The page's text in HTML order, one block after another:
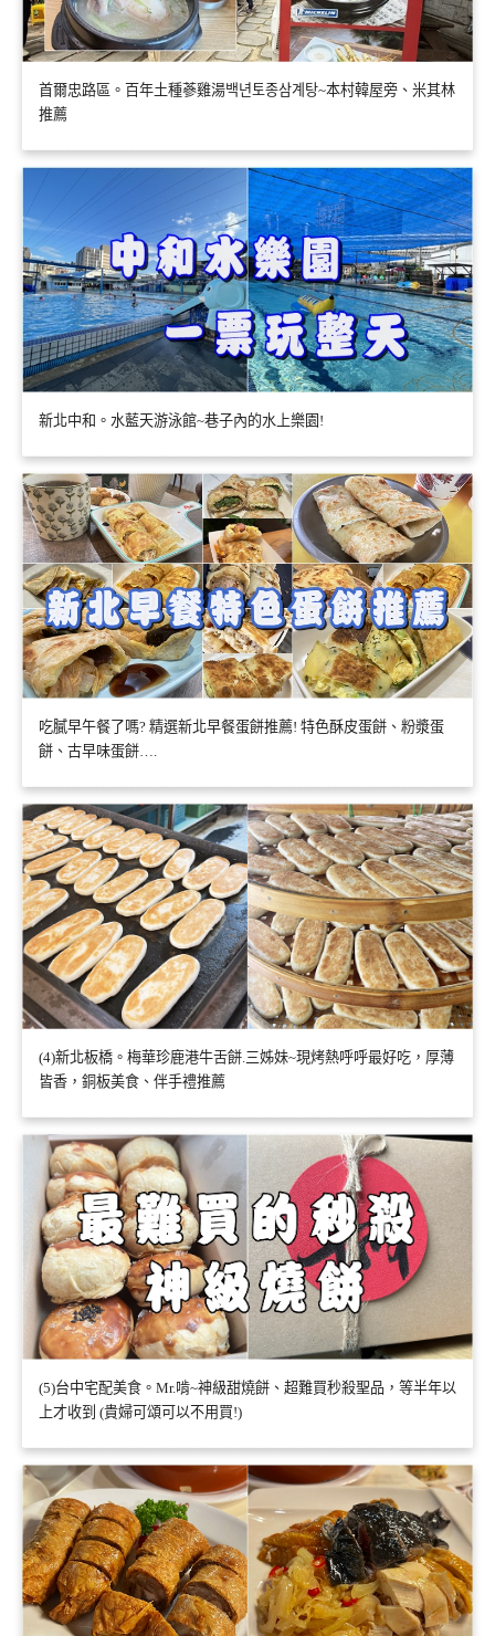
首爾忠路區。百年土種蔘雞湯백년토종삼계탕~本村韓屋旁、米其林
推薦
新北中和。水藍天游泳館~巷子內的水上樂園!
吃膩早午餐了嗎? 精選新北早餐蛋餅推薦! 特色酥皮蛋餅、粉漿蛋
餅、古早味蛋餅….
(4)新北板橋。梅華珍鹿港牛舌餅.三姊妹~現烤熱呼呼最好吃，厚薄
皆香，銅板美食、伴手禮推薦
(5)台中宅配美食。Mr.啃~神級甜燒餅、超難買秒殺聖品，等半年以
上才收到 (貴婦可頌可以不用買!)